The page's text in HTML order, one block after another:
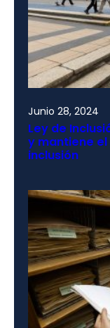
Junio 28, 2024
Ley de
y mantiene
inclusión